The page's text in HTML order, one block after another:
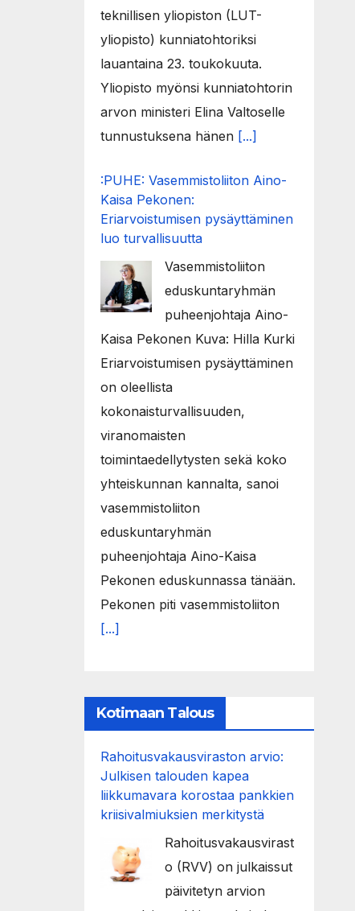
teknillisen yliopiston (LUT-
yliopisto) kunniatohtoriksi
lauantaina 23. toukokuuta.
Yliopisto myönsi kunniatohtorin
arvon ministeri Elina Valtoselle
tunnustuksena hänen [...]
:PUHE: Vasemmistoliiton Aino-
Kaisa Pekonen:
Eriarvoistumisen pysäyttäminen
luo turvallisuutta
Vasemmistoliiton
eduskuntaryhmän
puheenjohtaja Aino-
Kaisa Pekonen Kuva: Hilla Kurki
Eriarvoistumisen pysäyttäminen
on oleellista
kokonaisturvallisuuden,
viranomaisten
toimintaedellytysten sekä koko
yhteiskunnan kannalta, sanoi
vasemmistoliiton
eduskuntaryhmän
puheenjohtaja Aino-Kaisa
Pekonen eduskunnassa tänään.
Pekonen piti vasemmistoliiton
[...]
Kotimaan Talous
Rahoitusvakausviraston arvio:
Julkisen talouden kapea
liikkumavara korostaa pankkien
kriisivalmiuksien merkitystä
Rahoitusvakausvirast
o (RVV) on julkaissut
päivitetyn arvion